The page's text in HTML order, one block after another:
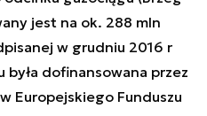
jest na ok. 288 mln
w grudniu 2016 r
była dofinansowana przez
Europejskiego Funduszu